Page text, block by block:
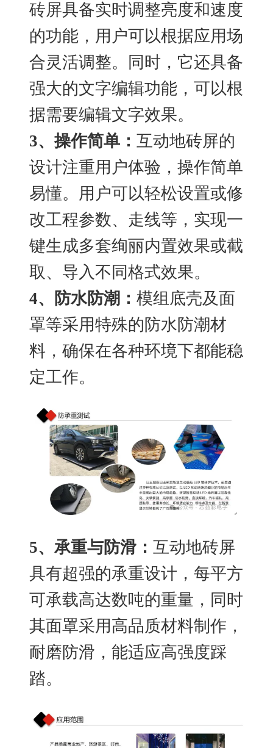
砖屏具备实时调整亮度和速度
的功能，用户可以根据应用场
合灵活调整。同时，它还具备
强大的文字编辑功能，可以根
据需要编辑文字效果。
3、操作简单： 互动地砖屏的
设计注重用户体验，操作简单
易懂。用户可以轻松设置或修
改工程参数、走线等，实现一
键生成多套绚丽内置效果或截
取、导入不同格式效果。
4、防水防潮： 模组底壳及面
罩等采用特殊的防水防潮材
料，确保在各种环境下都能稳
定工作。
5、承重与防滑： 互动地砖屏
具有超强的承重设计，每平方
可承载高达数吨的重量，同时
其面罩采用高品质材料制作，
耐磨防滑，能适应高强度踩
踏。